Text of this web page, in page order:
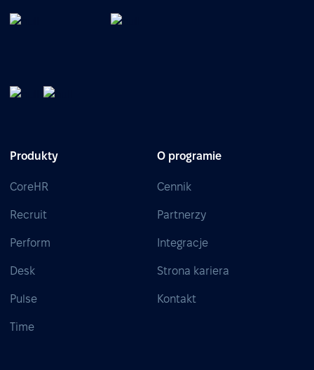
Produkty
CoreHR
Recruit
Perform
Desk
Pulse
Time
O programie
Cennik
Partnerzy
Integracje
Strona kariera
Kontakt